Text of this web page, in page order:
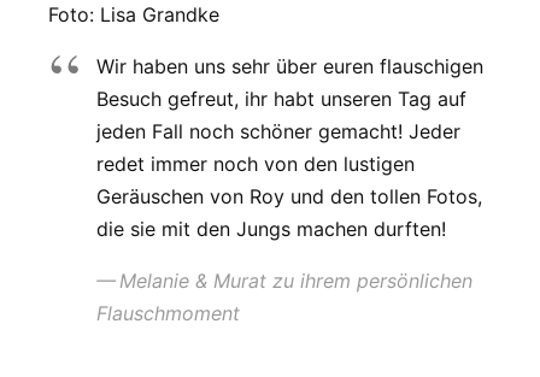
Foto: Lisa Grandke
Wir haben uns sehr über euren flauschigen
Besuch gefreut, ihr habt unseren Tag auf
jeden Fall noch schöner gemacht! Jeder
redet immer noch von den lustigen
Geräuschen von Roy und den tollen Fotos,
die sie mit den Jungs machen durften!
Melanie & Murat zu ihrem persönlichen
Flauschmoment